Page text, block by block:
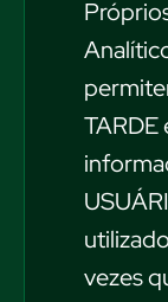
TARDE
vezes